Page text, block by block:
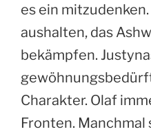
es ein
aushalten, das
bekämpfen.
Charakter. Olaf
Fronten.